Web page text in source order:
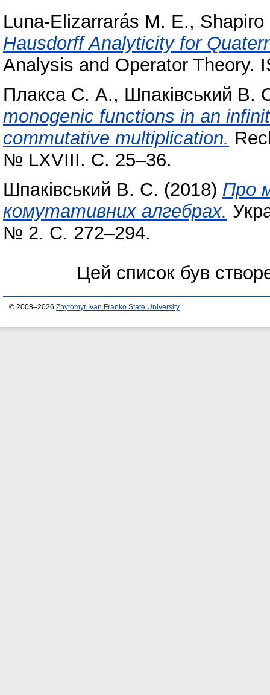
Luna-Elizarrarás M. E., Shapiro
Hausdorff Analyticity for
Analysis and Operator Theory.
Плакса С. А., Шпаківський В.
monogenic functions in an
commutative multiplication.
№ LXVIII. С. 25–36.
Шпаківський В. С. (2018) Про
комутативних алгебрах.
№ 2. С. 272–294.
Цей список був
© 2008–2026 Zhytomyr Ivan Franko State University